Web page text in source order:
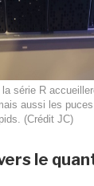
série R
aussi les
(Crédit JC)
le